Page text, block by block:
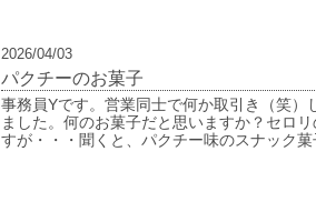
2026/04/03
パクチーのお菓子
事務員Yです。営業同士で何か取引き（笑）
ました。何のお菓子だと思いますか？セロ
すが・・・聞くと、パクチー味のスナック